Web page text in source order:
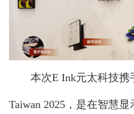
本次E Ink元太科技携
Taiwan 2025，是在智慧